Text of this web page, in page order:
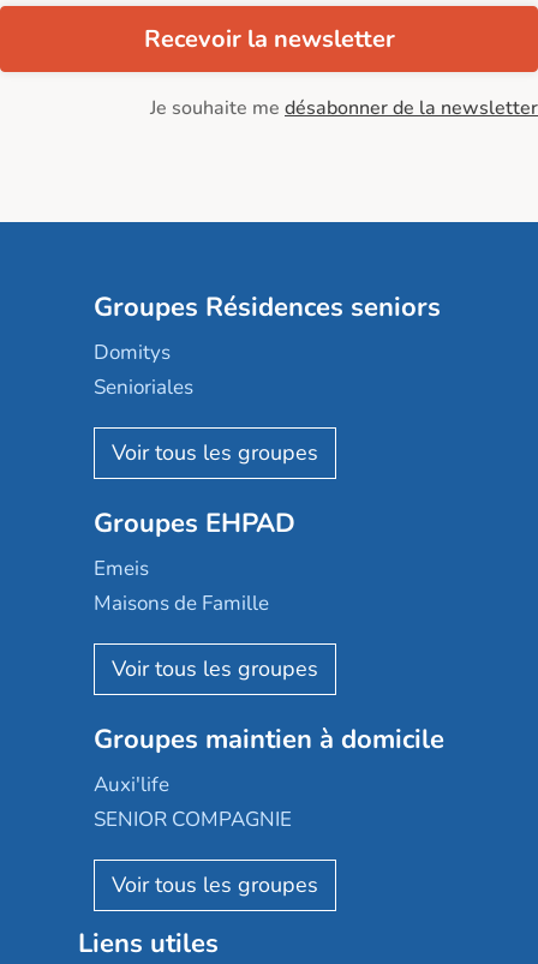
Recevoir la newsletter
Je souhaite me désabonner de la newsletter
Groupes Résidences seniors
Domitys
Senioriales
Nohée
Les Résidentiels
Mobicap
Domusvi
Happy Senior
Aquarelia
Nexity edenea
Les jardins d'Arcadie
Occitalia
Appartseniors
Reseda
Stella management
Les villages d'or
Groupes EHPAD
Emeis
Maisons de Famille
Korian
Emera
Groupe SOS
Le Noble Âge
Almage
Résidalya
Groupe aplus
Groupes maintien à domicile
Auxi'life
SENIOR COMPAGNIE
AGE D'OR Services
Liens utiles